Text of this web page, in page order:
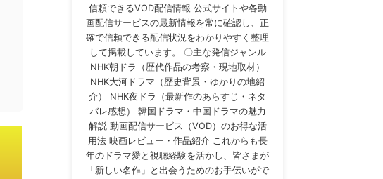
信頼できるVOD配信情報 公式サイトや各動
画配信サービスの最新情報を常に確認し、正
確で信頼できる配信状況をわかりやすく整理
して掲載しています。 〇主な発信ジャンル
NHK朝ドラ（歴代作品の考察・現地取材）
NHK大河ドラマ（歴史背景・ゆかりの地紹
介） NHK夜ドラ（最新作のあらすじ・ネタ
バレ感想） 韓国ドラマ・中国ドラマの魅力
解説 動画配信サービス（VOD）のお得な活
用法 映画レビュー・作品紹介 これからも長
年のドラマ愛と視聴経験を活かし、皆さまが
「新しい名作」と出会うためのお手伝いがで